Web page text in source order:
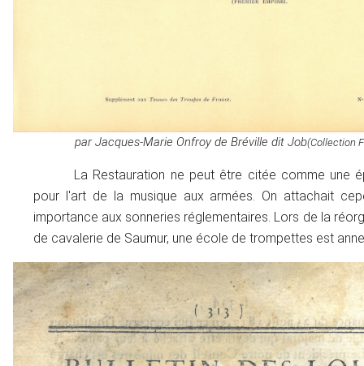
par Jacques-Marie Onfroy de Bréville dit Job(Collection
La Restauration ne peut être citée comme une
pour l'art de la musique aux armées. On attachait
importance aux sonneries réglementaires. Lors de la
de cavalerie de Saumur, une école de trompettes est